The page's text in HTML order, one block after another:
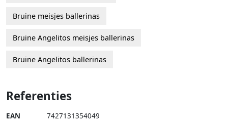
Bruine meisjes ballerinas
Bruine Angelitos meisjes ballerinas
Bruine Angelitos ballerinas
Referenties
EAN 7427131354049